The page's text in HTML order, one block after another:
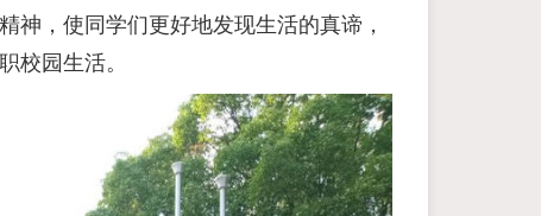
神，使同学们更好地发现生活的真谛，
校园生活。